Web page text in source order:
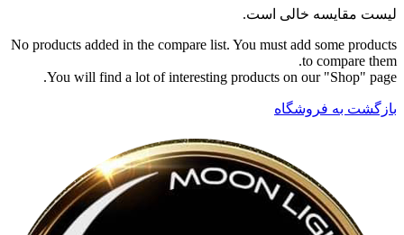
لیست مقایسه خالی است.
No products added in the compare list. You must add some products
to compare them.
You will find a lot of interesting products on our "Shop" page.
بازگشت به فروشگاه